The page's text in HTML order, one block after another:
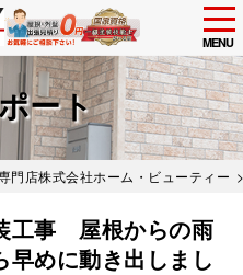
MENU
ート
門店株式会社ホーム・ビューティー
工事 屋根からの雨
早めに動き出しまし